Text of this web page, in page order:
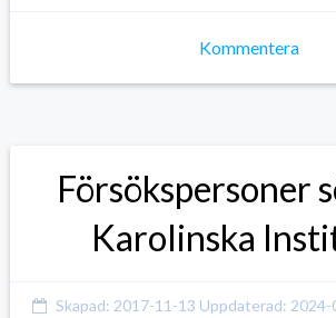
Kommentera
Försökspersoner
Karolinska
Skapad: 2017-11-13 Uppdaterad: 2024-